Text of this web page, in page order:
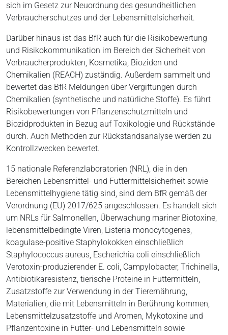
sich im Gesetz zur Neuordnung des gesundheitlichen
Verbraucherschutzes und der Lebensmittelsicherheit.
Darüber hinaus ist das BfR auch für die Risikobewertung
und Risikokommunikation im Bereich der Sicherheit von
Verbraucherprodukten, Kosmetika, Bioziden und
Chemikalien (REACH) zuständig. Außerdem sammelt und
bewertet das BfR Meldungen über Vergiftungen durch
Chemikalien (synthetische und natürliche Stoffe). Es führt
Risikobewertungen von Pflanzenschutzmitteln und
Biozidprodukten in Bezug auf Toxikologie und Rückstände
durch. Auch Methoden zur Rückstandsanalyse werden zu
Kontrollzwecken bewertet.
15 nationale Referenzlaboratorien (NRL), die in den
Bereichen Lebensmittel- und Futtermittelsicherheit sowie
Lebensmittelhygiene tätig sind, sind dem BfR gemäß der
Verordnung (EU) 2017/625 angeschlossen. Es handelt sich
um NRLs für Salmonellen, Überwachung mariner Biotoxine,
lebensmittelbedingte Viren, Listeria monocytogenes,
koagulase-positive Staphylokokken einschließlich
Staphylococcus aureus, Escherichia coli einschließlich
Verotoxin-produzierender E. coli, Campylobacter, Trichinella,
Antibiotikaresistenz, tierische Proteine in Futtermitteln,
Zusatzstoffe zur Verwendung in der Tierernährung,
Materialien, die mit Lebensmitteln in Berührung kommen,
Lebensmittelzusatzstoffe und Aromen, Mykotoxine und
Pflanzentoxine in Futter- und Lebensmitteln sowie